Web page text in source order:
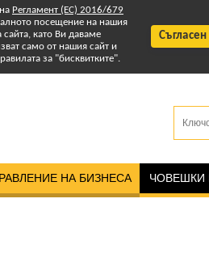
Регламент (ЕС) 2016/679
посещение на нашия
като Ви даваме
само от нашия сайт и
за "бисквитките".
НА БИЗНЕСА ЧОВЕШКИ